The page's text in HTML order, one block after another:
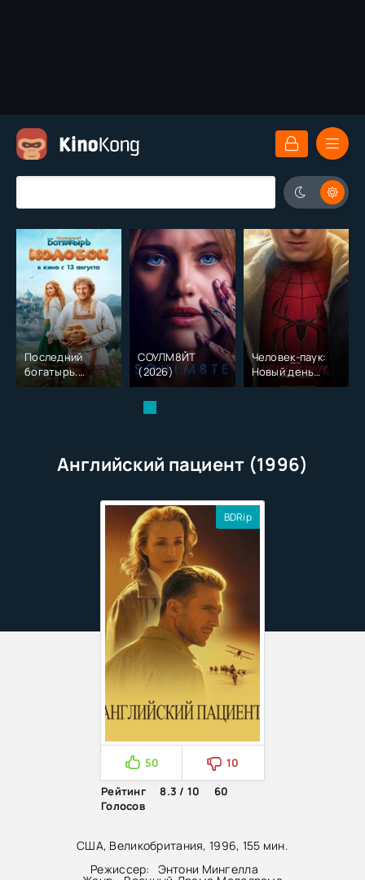
Последний
богатырь.
Колобок (2026)
СОУЛМ8ЙТ
(2026)
Человек-паук:
Новый день
(2026)
Английский пациент (1996)
США, Великобритания, 1996, 155 мин.
Режиссер:
Энтони Мингелла
BDRip
50
10
Рейтинг
8.3 / 10
60
Голосов